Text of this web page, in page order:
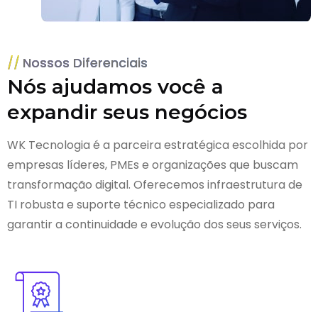
Nossos Diferenciais
Nós ajudamos você a
expandir seus negócios
WK Tecnologia é a parceira estratégica escolhida por
empresas líderes, PMEs e organizações que buscam
transformação digital. Oferecemos infraestrutura de
TI robusta e suporte técnico especializado para
garantir a continuidade e evolução dos seus serviços.